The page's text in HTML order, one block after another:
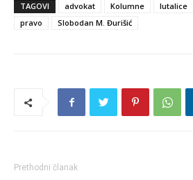
TAGOVI advokat Kolumne lutalice
pravo
Slobodan M. Đurišić
Prethodni članak